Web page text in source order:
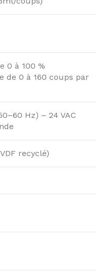
0 à 100 %
de 0 à 160 coups par
Hz) – 24 VAC
recyclé)